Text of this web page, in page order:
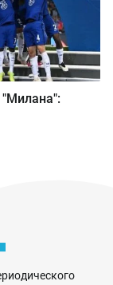
"Милана":